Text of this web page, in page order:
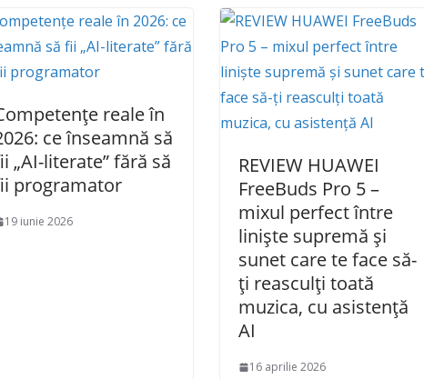
reale în
ce înseamnă să
„AI-literate” fără să
programator
19 iunie 2026
REVIEW HUAWEI
FreeBuds Pro 5 –
mixul perfect între
liniște supremă și
sunet care te face să-
ți reasculți toată
muzica, cu asistență
AI
16 aprilie 2026